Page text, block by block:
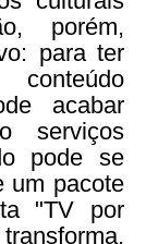
porém,
para ter
acabar
serviços
pode se
um pacote
"TV por